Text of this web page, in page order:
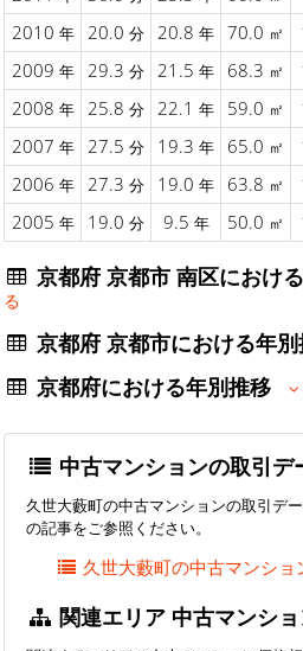
2010 年 20.0 分 20.8 年 70.0 ㎡
2009 年 29.3 分 21.5 年 68.3 ㎡
2008 年 25.8 分 22.1 年 59.0 ㎡
2007 年 27.5 分 19.3 年 65.0 ㎡
2006 年 27.3 分 19.0 年 63.8 ㎡
2005 年 19.0 分 9.5 年 50.0 ㎡
京都府 京都市 南区におけ
る
京都府 京都市における年
京都府における年別推移
中古マンションの取引デ
久世大藪町の中古マンションの取引デ
の記事をご参照ください。
久世大藪町の中古マンシ
関連エリア 中古マンシ